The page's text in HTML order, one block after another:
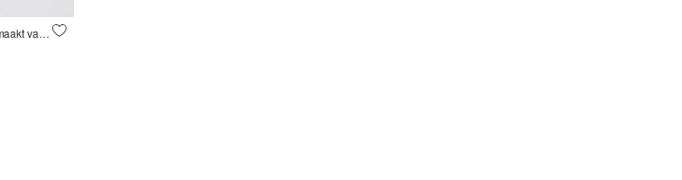
Slanke pasvorm: Broek van trainingsstof gemaakt van stretch jersey